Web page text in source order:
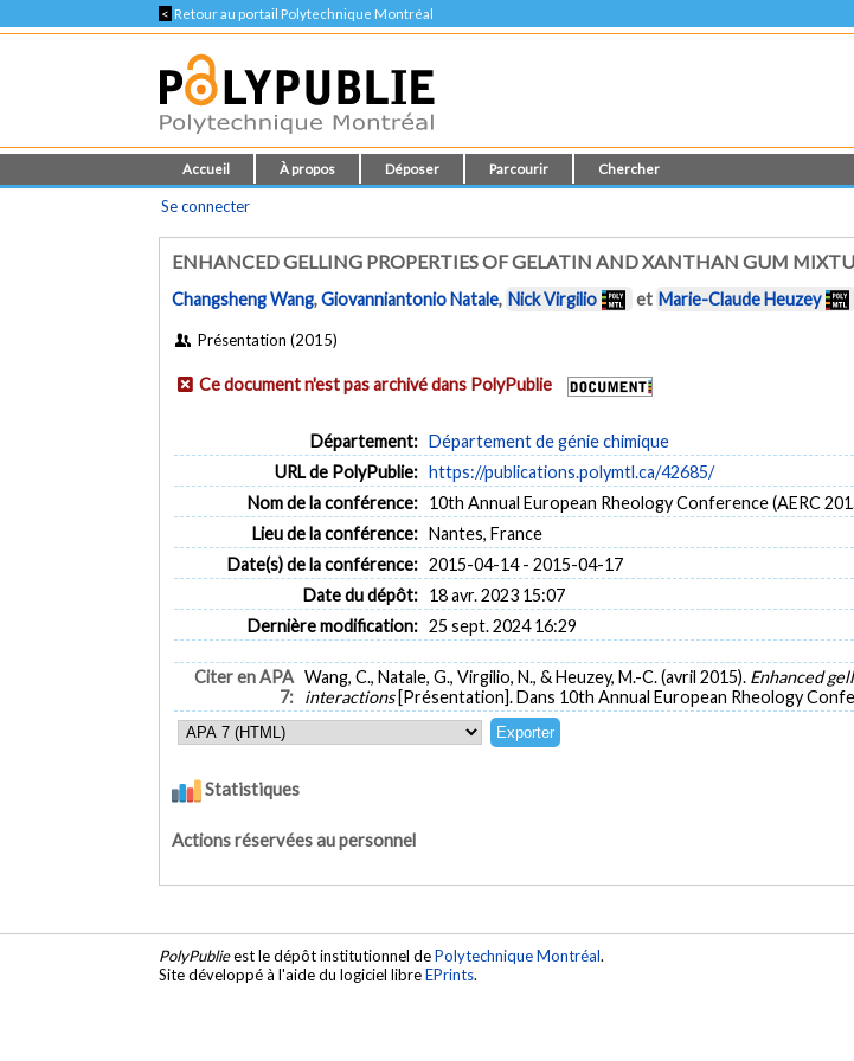
< Retour au portail Polytechnique Montréal
Accueil À propos Déposer Parcourir Chercher
Se connecter
ENHANCED GELLING PROPERTIES OF GELATIN AND XANTHAN GUM
Changsheng Wang,Giovanniantonio Natale, Nick Virgilio et Marie-Claude Heuzey
Présentation (2015)
Ce document n'est pas archivé dans PolyPublie
Département: Département de génie chimique
URL de PolyPublie: https://publications.polymtl.ca/42685/
Nom de la conférence: 10th Annual European Rheology Conference (AERC
Lieu de la conférence: Nantes, France
Date(s) de la conférence: 2015-04-14 - 2015-04-17
Date du dépôt: 18 avr. 2023 15:07
Dernière modification: 25 sept. 2024 16:29
Citer en APA
7:
Wang, C., Natale, G., Virgilio, N., & Heuzey, M.-C. (avril 2015). Enhanced
interactions [Présentation]. Dans 10th Annual European Rheology
Statistiques
Actions réservées au personnel
PolyPublieest le dépôt institutionnel dePolytechnique Montréal.
Site développé à l'aide du logiciel libreEPrints.